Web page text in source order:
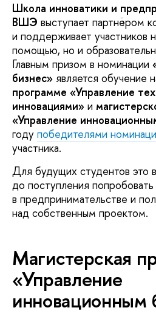
Школа инноватики и
ВШЭ выступает партнёром
и поддерживает участников
помощью, но и
Главным призом в номинации
бизнес» является обучение
программе «Управление
инновациями» и
«Управление
году победителями
участника.
Для будущих студентов это
до поступления
в предпринимательстве и
над собственным проектом.
Магистерская
«Управление
инновационным